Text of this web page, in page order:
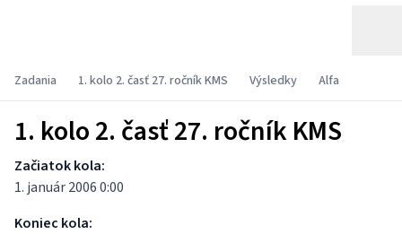
Zadania 1. kolo 2. časť 27. ročník KMS Výsledky Alfa
1. kolo 2. časť 27. ročník KMS
Začiatok kola:
1. január 2006 0:00
Koniec kola: